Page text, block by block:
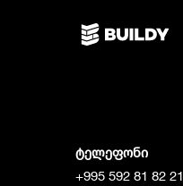
ტელეფონი
+995 592 81 82 21